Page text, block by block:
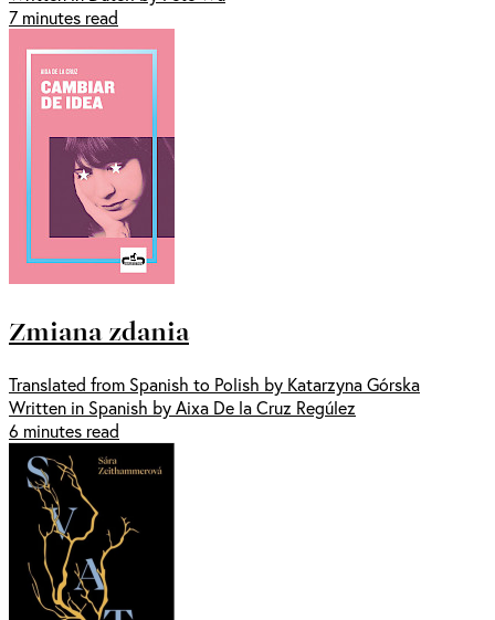
7 minutes read
Zmiana zdania
Translated from Spanish to Polish by Katarzyna Górska
Written in Spanish by Aixa De la Cruz Regúlez
6 minutes read